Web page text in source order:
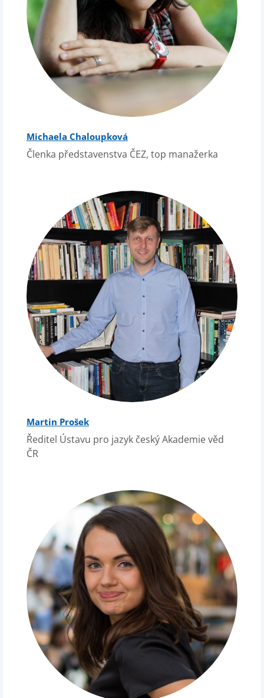
Michaela Chaloupková
Členka představenstva ČEZ, top manažerka
Martin Prošek
Ředitel Ústavu pro jazyk český Akademie věd
ČR